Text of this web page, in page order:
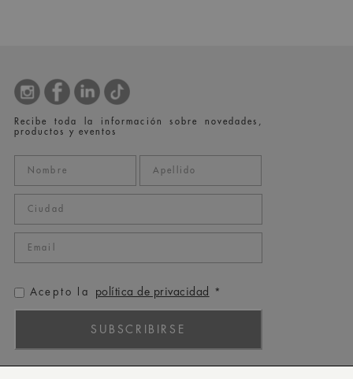
Recibe toda la información sobre novedades,
productos y eventos
Acepto la política de privacidad *
SUBSCRIBIRSE